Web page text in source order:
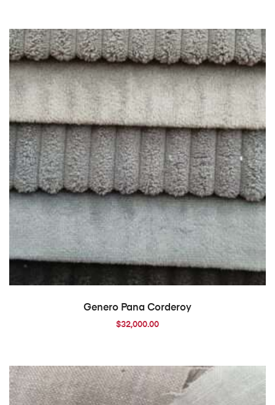
AÑADIR AL CARRITO
Genero Pana Corderoy
$32,000.00